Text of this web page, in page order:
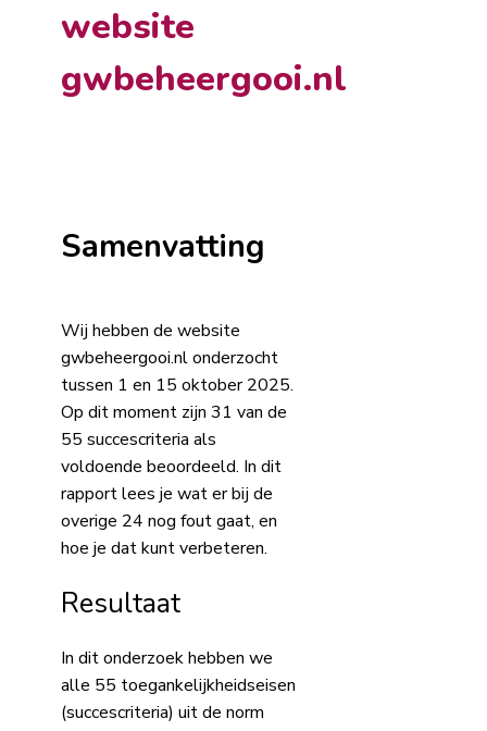
website
gwbeheergooi.nl
Samenvatting
Wij hebben de website
gwbeheergooi.nl onderzocht
tussen 1 en 15 oktober 2025.
Op dit moment zijn 31 van de
55 succescriteria als
voldoende beoordeeld. In dit
rapport lees je wat er bij de
overige 24 nog fout gaat, en
hoe je dat kunt verbeteren.
Resultaat
In dit onderzoek hebben we
alle 55 toegankelijkheidseisen
(succescriteria) uit de norm